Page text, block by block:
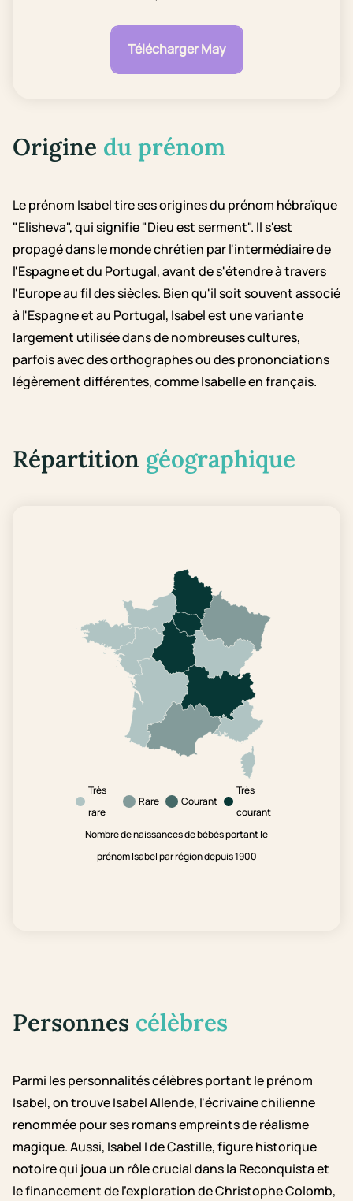
Télécharger May
Origine du prénom
Le prénom Isabel tire ses origines du prénom hébraïque
"Elisheva", qui signifie "Dieu est serment". Il s'est
propagé dans le monde chrétien par l'intermédiaire de
l'Espagne et du Portugal, avant de s'étendre à travers
l'Europe au fil des siècles. Bien qu'il soit souvent associé
à l'Espagne et au Portugal, Isabel est une variante
largement utilisée dans de nombreuses cultures,
parfois avec des orthographes ou des prononciations
légèrement différentes, comme Isabelle en français.
Répartition géographique
Très
rare
Rare Courant
Très
courant
Nombre de naissances de bébés portant le
prénom Isabel par région depuis 1900
Personnes célèbres
Parmi les personnalités célèbres portant le prénom
Isabel, on trouve Isabel Allende, l'écrivaine chilienne
renommée pour ses romans empreints de réalisme
magique. Aussi, Isabel I de Castille, figure historique
notoire qui joua un rôle crucial dans la Reconquista et
le financement de l'exploration de Christophe Colomb,